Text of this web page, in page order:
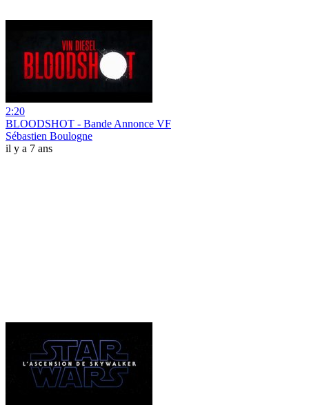
2:20
BLOODSHOT - Bande Annonce VF
Sébastien Boulogne
il y a 7 ans